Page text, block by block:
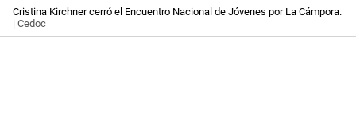
Cristina Kirchner cerró el Encuentro Nacional de Jóvenes por La Cámpora.
| Cedoc